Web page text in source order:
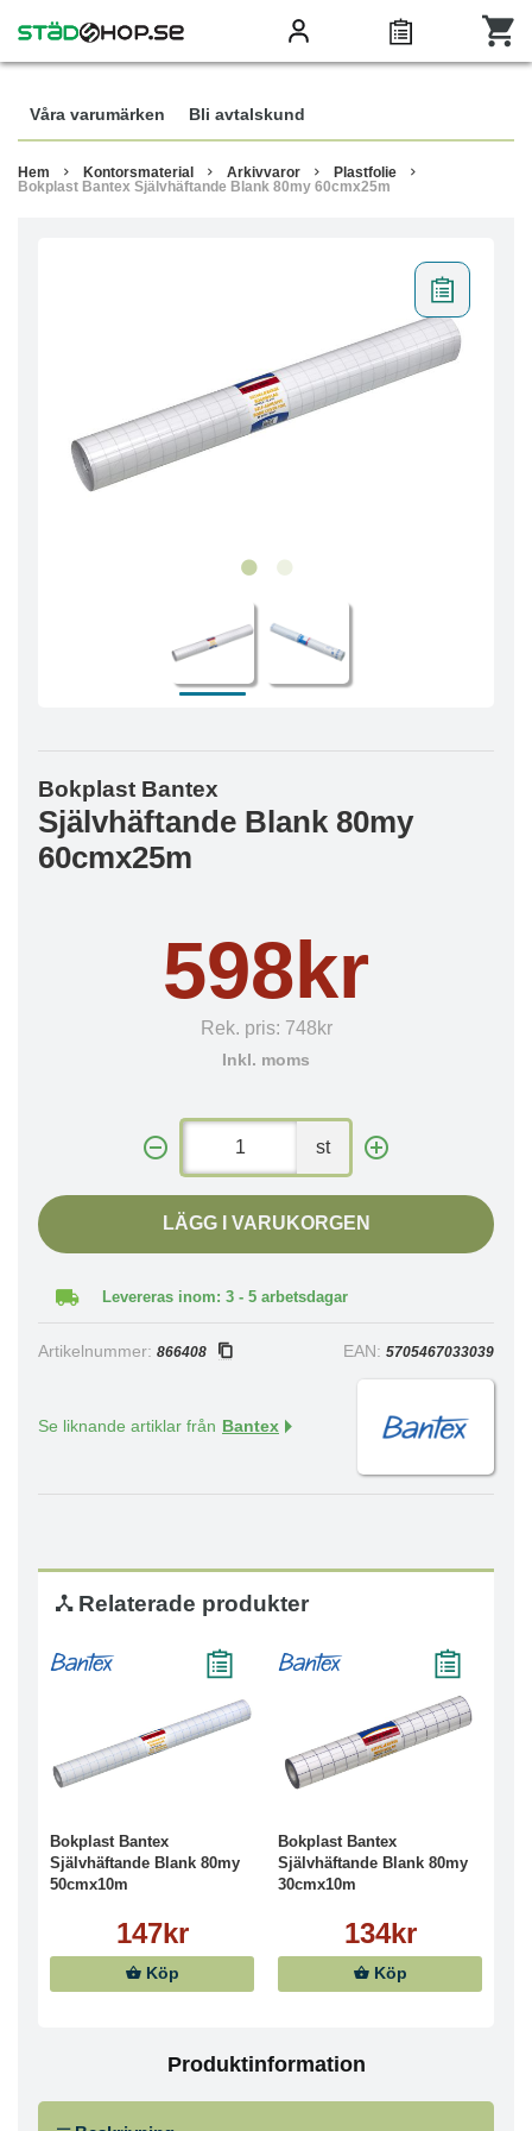
Våra varumärken Bli avtalskund
Hem Kontorsmaterial Arkivvaror
Plastfolie
Bokplast Bantex Självhäftande Blank 80my 60cmx25m
Bokplast Bantex
Självhäftande Blank 80my
60cmx25m
598kr
Rek. pris: 748kr
Inkl. moms
st
LÄGG I VARUKORGEN
Levereras inom: 3 - 5 arbetsdagar
Artikelnummer: 866408 EAN: 5705467033039
Se liknande artiklar från Bantex
Relaterade produkter
Bokplast Bantex
Självhäftande Blank 80my
50cmx10m
147kr
Köp
Bokplast Bantex
Självhäftande Blank 80my
30cmx10m
134kr
Köp
Produktinformation